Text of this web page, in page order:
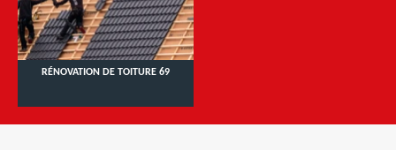
RÉNOVATION DE TOITURE 69